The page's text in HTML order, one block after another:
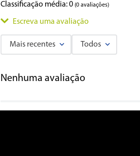
Classificação média: 0 (0 avaliações)
Escreva uma avaliação
Título
Mais recentes Todos
Nenhuma avaliação